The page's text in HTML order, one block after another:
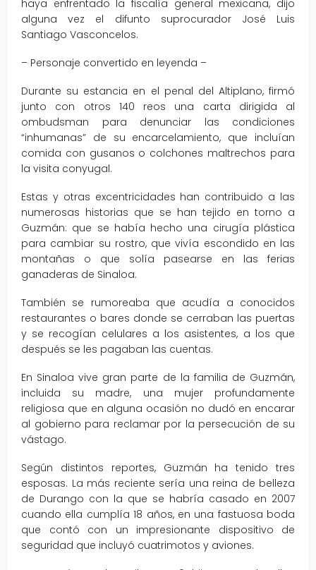
haya enfrentado la fiscalía general mexicana, dijo
alguna vez el difunto suprocurador José Luis
Santiago Vasconcelos.
– Personaje convertido en leyenda –
Durante su estancia en el penal del Altiplano, firmó
junto con otros 140 reos una carta dirigida al
ombudsman para denunciar las condiciones
“inhumanas” de su encarcelamiento, que incluían
comida con gusanos o colchones maltrechos para
la visita conyugal.
Estas y otras excentricidades han contribuido a las
numerosas historias que se han tejido en torno a
Guzmán: que se había hecho una cirugía plástica
para cambiar su rostro, que vivía escondido en las
montañas o que solía pasearse en las ferias
ganaderas de Sinaloa.
También se rumoreaba que acudía a conocidos
restaurantes o bares donde se cerraban las puertas
y se recogían celulares a los asistentes, a los que
después se les pagaban las cuentas.
En Sinaloa vive gran parte de la familia de Guzmán,
incluida su madre, una mujer profundamente
religiosa que en alguna ocasión no dudó en encarar
al gobierno para reclamar por la persecución de su
vástago.
Según distintos reportes, Guzmán ha tenido tres
esposas. La más reciente sería una reina de belleza
de Durango con la que se habría casado en 2007
cuando ella cumplía 18 años, en una fastuosa boda
que contó con un impresionante dispositivo de
seguridad que incluyó cuatrimotos y aviones.